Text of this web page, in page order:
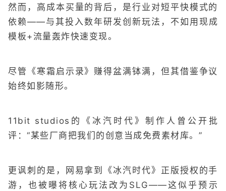
然而，高成本买量的背后，是行业对短平快模式的
依赖——与其投入数年研发创新玩法，不如用现成
模板+流量轰炸快速变现。
尽管《寒霜启示录》赚得盆满钵满，但其借鉴争议
始终如影随形。
11bit studios的《冰汽时代》制作人曾公开批
评：“某些厂商把我们的创意当成免费素材库。”
更讽刺的是，网易拿到《冰汽时代》正版授权的手
游，也被曝将核心玩法改为SLG——这似乎预示